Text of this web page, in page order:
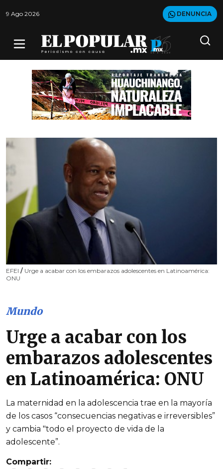
9 Ago 2026 DENUNCIA
EFEI / Urge a acabar con los embarazos adolescentes en Latinoamérica:
ONU
Mundo
Urge a acabar con los
embarazos adolescentes
en Latinoamérica: ONU
La maternidad en la adolescencia trae en la mayoría
de los casos “consecuencias negativas e irreversibles”
y cambia "todo el proyecto de vida de la
adolescente”.
Compartir: